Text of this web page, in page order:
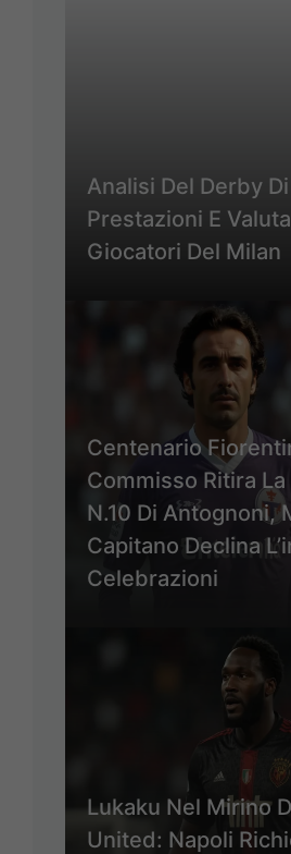
Analisi Del Derby
Prestazioni E
Giocatori Del Milan
Centenario
Commisso Ritira La
N.10 Di Antognoni,
Capitano Declina
Celebrazioni
Lukaku Nel Mirino
United: Napoli